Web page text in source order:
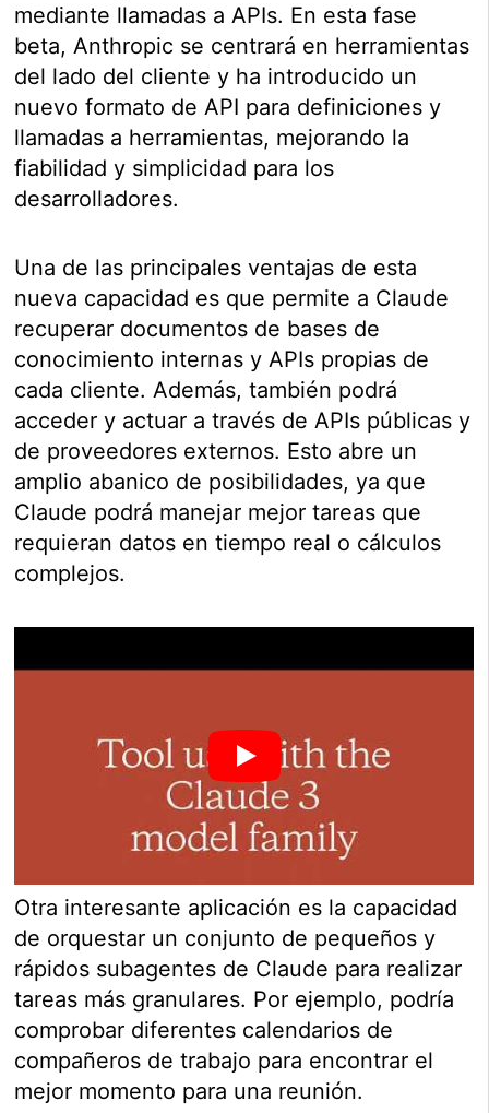
mediante llamadas a APIs. En esta fase
beta, Anthropic se centrará en herramientas
del lado del cliente y ha introducido un
nuevo formato de API para definiciones y
llamadas a herramientas, mejorando la
fiabilidad y simplicidad para los
desarrolladores.
Una de las principales ventajas de esta
nueva capacidad es que permite a Claude
recuperar documentos de bases de
conocimiento internas y APIs propias de
cada cliente. Además, también podrá
acceder y actuar a través de APIs públicas y
de proveedores externos. Esto abre un
amplio abanico de posibilidades, ya que
Claude podrá manejar mejor tareas que
requieran datos en tiempo real o cálculos
complejos.
Otra interesante aplicación es la capacidad
de orquestar un conjunto de pequeños y
rápidos subagentes de Claude para realizar
tareas más granulares. Por ejemplo, podría
comprobar diferentes calendarios de
compañeros de trabajo para encontrar el
mejor momento para una reunión.